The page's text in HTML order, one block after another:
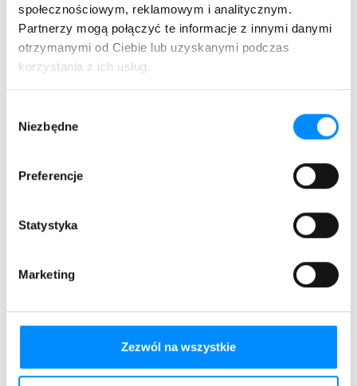
społecznościowym, reklamowym i analitycznym.
Partnerzy mogą połączyć te informacje z innymi danymi
otrzymanymi od Ciebie lub uzyskanymi podczas
korzystania z ich usług.
zgody
Niezbędne
Preferencje
Statystyka
Marketing
Zezwól na wszystkie
w ramach jednej sieci bez przeszkód! Standard Wi-
Fi 7 dostępny jest w obrębie zasięgu sieci GPON.